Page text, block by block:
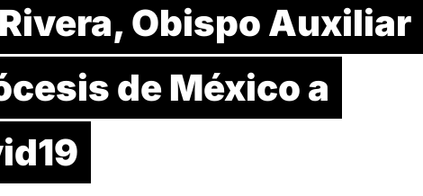
Obispo Auxiliar
de México a